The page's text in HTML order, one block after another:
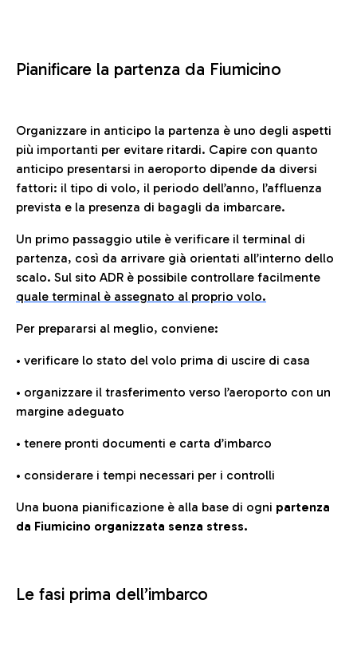
Pianificare la partenza da Fiumicino
Organizzare in anticipo la partenza è uno degli aspetti
più importanti per evitare ritardi. Capire con quanto
anticipo presentarsi in aeroporto dipende da diversi
fattori: il tipo di volo, il periodo dell’anno, l’affluenza
prevista e la presenza di bagagli da imbarcare.
Un primo passaggio utile è verificare il terminal di
partenza, così da arrivare già orientati all’interno dello
scalo. Sul sito ADR è possibile controllare facilmente
quale terminal è assegnato al proprio volo.
Per prepararsi al meglio, conviene:
• verificare lo stato del volo prima di uscire di casa
• organizzare il trasferimento verso l’aeroporto con un
margine adeguato
• tenere pronti documenti e carta d’imbarco
• considerare i tempi necessari per i controlli
Una buona pianificazione è alla base di ogni partenza
da Fiumicino organizzata senza stress.
Le fasi prima dell’imbarco